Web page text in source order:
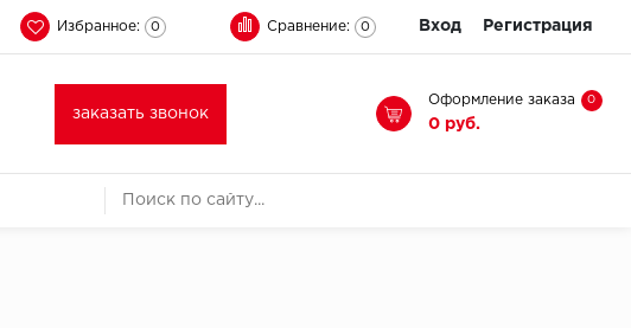
Избранное: 0 Сравнение: 0 Вход Регистрация
заказать звонок
Оформление заказа 0
0 руб.